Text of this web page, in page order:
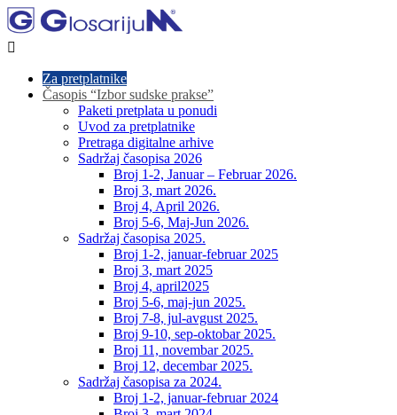

Za pretplatnike
Časopis “Izbor sudske prakse”
Paketi pretplata u ponudi
Uvod za pretplatnike
Pretraga digitalne arhive
Sadržaj časopisa 2026
Broj 1-2, Januar – Februar 2026.
Broj 3, mart 2026.
Broj 4, April 2026.
Broj 5-6, Maj-Jun 2026.
Sadržaj časopisa 2025.
Broj 1-2, januar-februar 2025
Broj 3, mart 2025
Broj 4, april2025
Broj 5-6, maj-jun 2025.
Broj 7-8, jul-avgust 2025.
Broj 9-10, sep-oktobar 2025.
Broj 11, novembar 2025.
Broj 12, decembar 2025.
Sadržaj časopisa za 2024.
Broj 1-2, januar-februar 2024